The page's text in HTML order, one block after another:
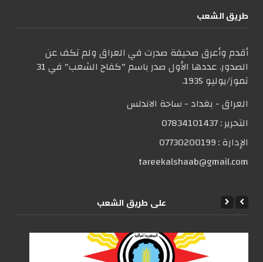
طریق الشعب
أقدم وأعرق صحيفة صدرت في العراق ولم تكف عن
الصدور. عددها الأول صدر باسم "كفاح الشعب" في 31
تموز/يوليو 1935.
العراق - بغداد - ساحة الاندلس
التحریر :07834101437
الإدارة :07730200199
tareekalshaab@gmail.com
علی طریق الشعب